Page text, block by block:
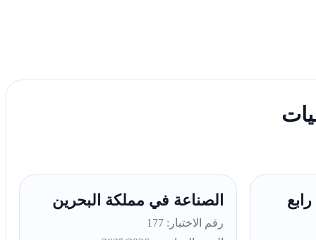
الصناعة في مملكة البحرين
رقم الاختبار: 177